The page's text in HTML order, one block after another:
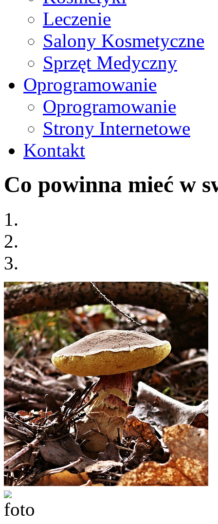
Leczenie
Salony Kosmetyczne
Sprzęt Medyczny
Oprogramowanie
Oprogramowanie
Strony Internetowe
Kontakt
Co powinna mieć w